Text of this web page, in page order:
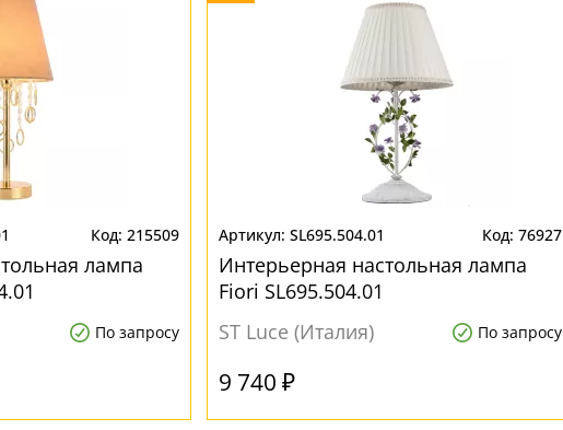
215509
лампа
По запросу
SL695.504.01 76927
Интерьерная настольная лампа
Fiori SL695.504.01
ST Luce (Италия)
По запросу
9 740 ₽